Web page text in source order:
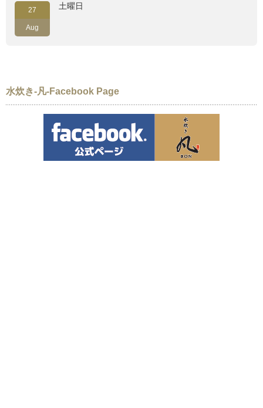
27
Aug
土曜日
水炊き-凡-Facebook Page